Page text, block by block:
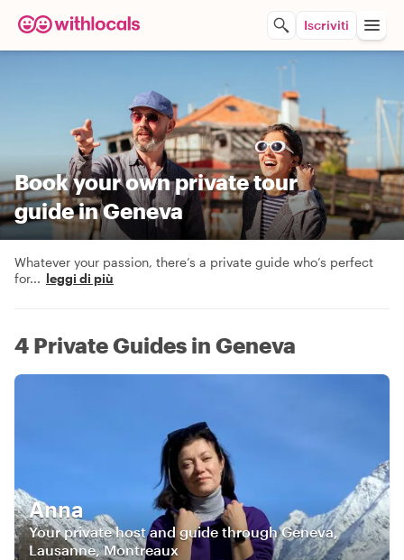
Iscriviti
Book your own private tour
guide in Geneva
Whatever your passion, there’s a private guide who’s perfect
for... leggi di più
4 Private Guides in Geneva
Anna
Your private host and guide through Geneva,
Lausanne, Montreaux